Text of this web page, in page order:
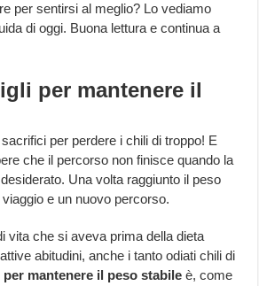
per sentirsi al meglio? Lo vediamo
di oggi. Buona lettura e continua a
per mantenere il
per perdere i chili di troppo! E
che il percorso non finisce quando la
Una volta raggiunto il peso
e un nuovo percorso.
vita che si aveva prima della dieta
abitudini, anche i tanto odiati chili di
per mantenere il peso stabile è, come